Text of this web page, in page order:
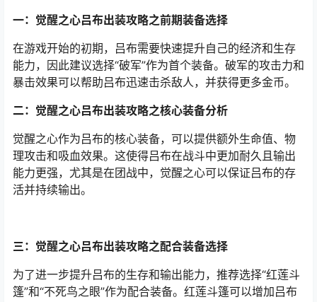
一：觉醒之心吕布出装攻略之前期装备选择
在游戏开始的初期，吕布需要快速提升自己的经济和生存
能力，因此建议选择“破军”作为首个装备。破军的攻击力和
暴击效果可以帮助吕布迅速击杀敌人，并获得更多金币。
二：觉醒之心吕布出装攻略之核心装备分析
觉醒之心作为吕布的核心装备，可以提供额外生命值、物
理攻击和吸血效果。这使得吕布在战斗中更加耐久且输出
能力更强，尤其是在团战中，觉醒之心可以保证吕布的存
活并持续输出。
三：觉醒之心吕布出装攻略之配合装备选择
为了进一步提升吕布的生存和输出能力，推荐选择“红莲斗
篷”和“不死鸟之眼”作为配合装备。红莲斗篷可以增加吕布